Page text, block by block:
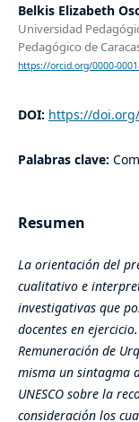
Belkis Elizabeth
Universidad
Pedagógico de
https://orcid.org/0000-
DOI: https://
Palabras clave:
Resumen
La orientación del
cualitativo e
investigativas que
docentes en
Remuneración de
misma un sintagma
UNESCO sobre la
consideración los